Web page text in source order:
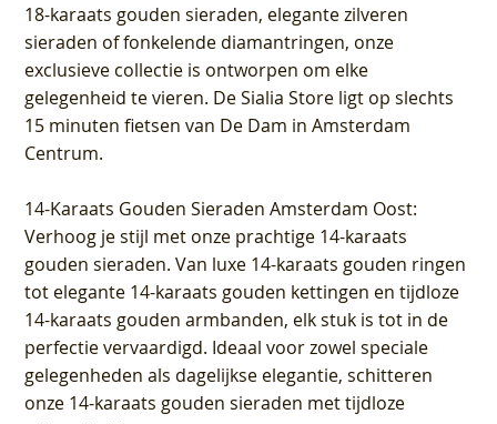
18-karaats gouden sieraden, elegante zilveren
sieraden of fonkelende diamantringen, onze
exclusieve collectie is ontworpen om elke
gelegenheid te vieren. De Sialia Store ligt op slechts
15 minuten fietsen van De Dam in Amsterdam
Centrum.
14-Karaats Gouden Sieraden Amsterdam Oost:
Verhoog je stijl met onze prachtige 14-karaats
gouden sieraden. Van luxe 14-karaats gouden ringen
tot elegante 14-karaats gouden kettingen en tijdloze
14-karaats gouden armbanden, elk stuk is tot in de
perfectie vervaardigd. Ideaal voor zowel speciale
gelegenheden als dagelijkse elegantie, schitteren
onze 14-karaats gouden sieraden met tijdloze